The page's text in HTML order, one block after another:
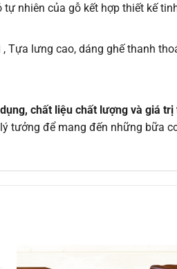
tự nhiên của gỗ kết hợp thiết kế
, Tựa lưng cao, dáng ghế thanh
chất liệu chất lượng và giá trị
tưởng để mang đến những bữa